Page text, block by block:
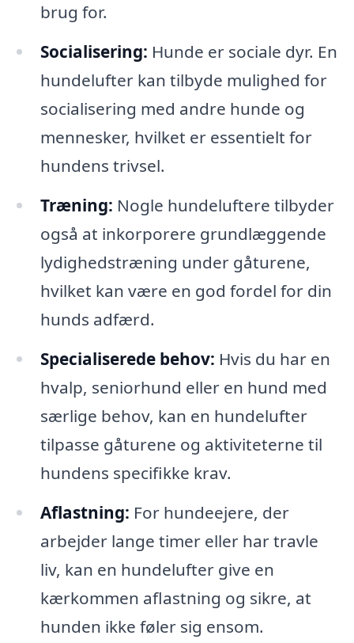
brug for.
Socialisering: Hunde er sociale dyr. En
hundelufter kan tilbyde mulighed for
socialisering med andre hunde og
mennesker, hvilket er essentielt for
hundens trivsel.
Træning: Nogle hundeluftere tilbyder
også at inkorporere grundlæggende
lydighedstræning under gåturene,
hvilket kan være en god fordel for din
hunds adfærd.
Specialiserede behov: Hvis du har en
hvalp, seniorhund eller en hund med
særlige behov, kan en hundelufter
tilpasse gåturene og aktiviteterne til
hundens specifikke krav.
Aflastning: For hundeejere, der
arbejder lange timer eller har travle
liv, kan en hundelufter give en
kærkommen aflastning og sikre, at
hunden ikke føler sig ensom.